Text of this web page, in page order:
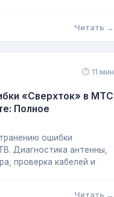
Читать →
⏱ 11 мин
«Сверхток» в МТС
Полное
ошибки
Диагностика антенны,
проверка кабелей и
Читать →